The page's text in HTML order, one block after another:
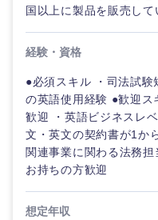
香川県
高知県
国以上に製品を販売して
経験・資格
●必須スキル ・司法試
の英語使用経験 ●歓迎ス
歓迎 ・英語ビジネスレ
文・英文の契約書が1か
関連事業に関わる法務
お持ちの方歓迎
想定年収